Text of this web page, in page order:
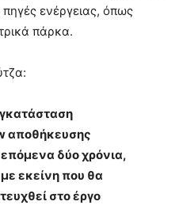
ενέργειας, όπως
πάρκα.
αποθήκευσης
δύο χρόνια,
εκείνη που θα
στο έργο